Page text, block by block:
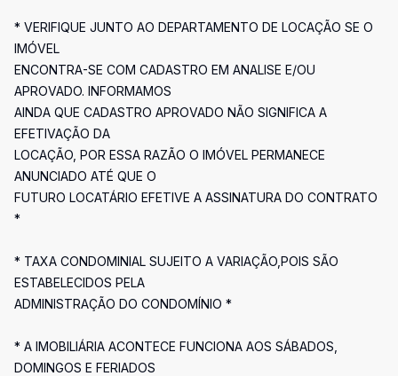
* VERIFIQUE JUNTO AO DEPARTAMENTO DE LOCAÇÃO SE O
IMÓVEL
ENCONTRA-SE COM CADASTRO EM ANALISE E/OU
APROVADO. INFORMAMOS
AINDA QUE CADASTRO APROVADO NÃO SIGNIFICA A
EFETIVAÇÃO DA
LOCAÇÃO, POR ESSA RAZÃO O IMÓVEL PERMANECE
ANUNCIADO ATÉ QUE O
FUTURO LOCATÁRIO EFETIVE A ASSINATURA DO CONTRATO
*
* TAXA CONDOMINIAL SUJEITO A VARIAÇÃO,POIS SÃO
ESTABELECIDOS PELA
ADMINISTRAÇÃO DO CONDOMÍNIO *
* A IMOBILIÁRIA ACONTECE FUNCIONA AOS SÁBADOS,
DOMINGOS E FERIADOS